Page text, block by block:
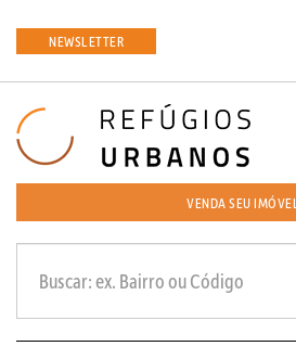
NEWSLETTER
VENDA SEU IMÓVEL